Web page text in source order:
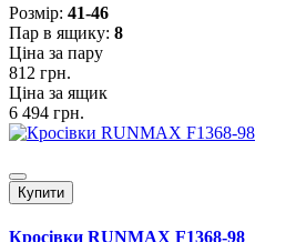
Розмiр: 41-46
Пар в ящику: 8
Ціна за пару
812 грн.
Ціна за ящик
6 494 грн.
Купити
Кросівки RUNMAX F1368-98